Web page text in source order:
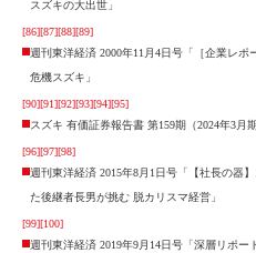
スズキの大出世」
[86][87][88][89]
週刊東洋経済 2000年11月4日号「［企業レ
危機スズキ」
[90][91][92][93][94][95]
スズキ 有価証券報告書 第159期（2024年3月
[96][97][98]
週刊東洋経済 2015年8月1日号「【社長の器
た後継者長男が挑む 脱カリスマ経営」
[99][100]
週刊東洋経済 2019年9月14日号「深層リポ